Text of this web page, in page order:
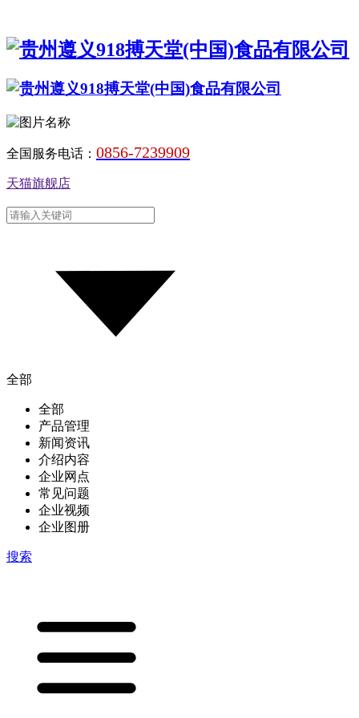
全国服务电话： 0856-7239909
天猫旗舰店
全部
全部
产品管理
新闻资讯
介绍内容
企业网点
常见问题
企业视频
企业图册
搜索